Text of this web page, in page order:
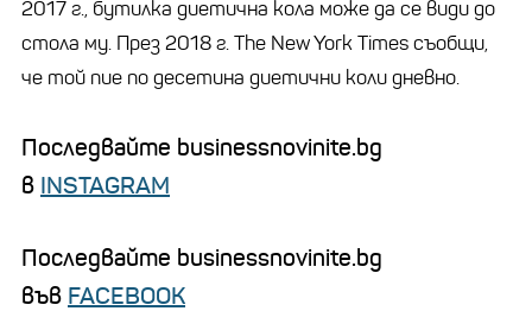
2017 г., бутилка диетична кола може да се види до
стола му. През 2018 г. The New York Times съобщи,
че той пие по десетина диетични коли дневно.
Последвайте businessnovinite.bg
в INSTAGRAM
Последвайте businessnovinite.bg
във FACEBOOK